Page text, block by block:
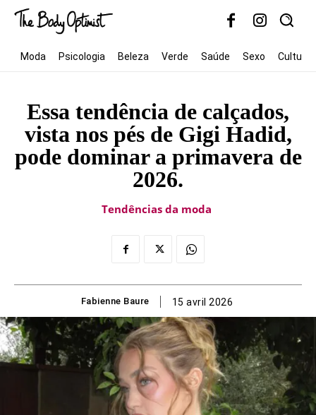
Moda Psicologia Beleza Verde Saúde Sexo Cultura
Essa tendência de calçados,
vista nos pés de Gigi Hadid,
pode dominar a primavera de
2026.
Tendências da moda
Fabienne Baure 15 avril 2026